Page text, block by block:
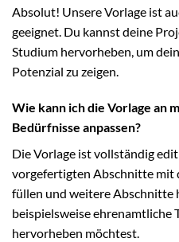
Absolut! Unsere Vorlage ist
geeignet. Du kannst deine
Studium hervorheben, um
Potenzial zu zeigen.
Wie kann ich die Vorlage an
Bedürfnisse anpassen?
Die Vorlage ist vollständig
vorgefertigten Abschnitte mit
füllen und weitere Abschnitte
beispielsweise ehrenamtliche
hervorheben möchtest.